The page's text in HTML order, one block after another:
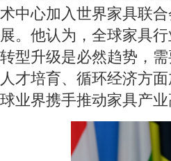
术中心加入世界家具联
展。他认为，全球家具
转型升级是必然趋势，
人才培育、循环经济方
球业界携手推动家具产